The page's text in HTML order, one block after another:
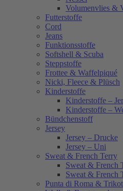
Volumenvlies &
Futterstoffe
Cord
Jeans
Funktionsstoffe
Softshell & Scuba
Steppstoffe
Frottee & Waffelpiqué
Nicki, Fleece & Plüsch
Kinderstoffe
Kinderstoffe –
Kinderstoffe –
Bündchenstoff
Jersey
Jersey – Drucke
Jersey – Uni
Sweat & French Terry
Sweat & French
Sweat & French
Punta di Roma &